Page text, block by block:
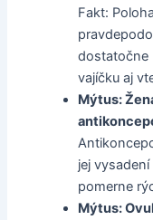
Fakt:
dostatočne
vajíčku aj
Mýtus:
jej
pomerne
Mýtus: